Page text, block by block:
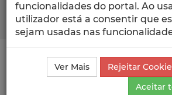
Search Button
Ciência_Iscte Publicações
Publicação
Visualizações
funcionalidades do portal. Ao
utilizador está a consentir que
sejam usadas nas
Ver Mais
Rejeitar
Aceitar